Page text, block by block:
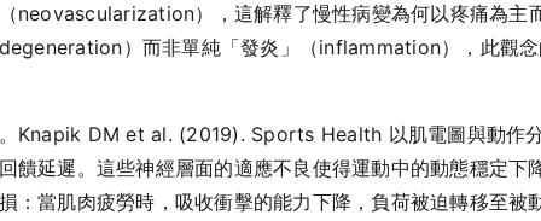
neovascularization），這解釋了慢性病變為何以疼痛為主
）而非單純「發炎」（inflammation），此觀
Knapik DM et al. (2019). Sports Health 以肌電圖與動作分
饋延遲。這些神經層面的適應不良使得運動中的動態穩定
：當肌肉疲勞時，吸收衝擊的能力下降，負荷被迫轉移至被